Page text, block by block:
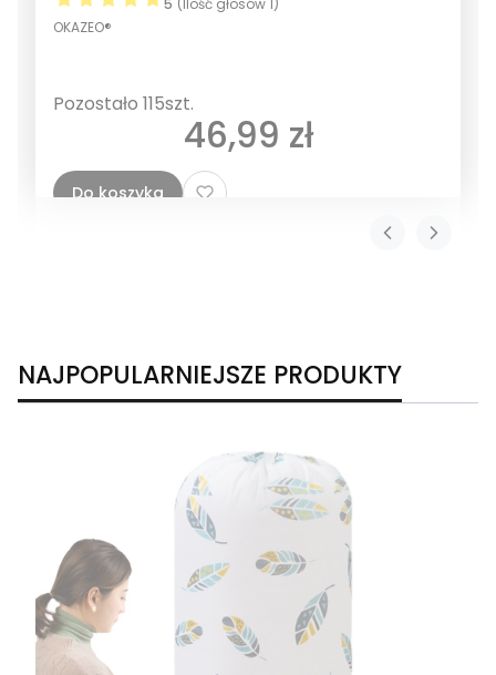
5 (Ilość głosów 1)
OKAZEO®
Pozostało 115szt.
Cena
46,99 zł
Do koszyka
NAJPOPULARNIEJSZE PRODUKTY